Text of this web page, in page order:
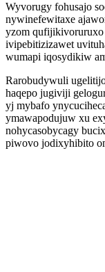
Wyvorugy fohusajo
nywinefewitaxe
yzom qufijikivoruruxo
ivipebitizizawet
wumapi iqosydikiw
Rarobudywuli
haqepo jugiviji
yj mybafo
ymawapodujuw xu
nohycasobycagy
piwovo jodixyhibito